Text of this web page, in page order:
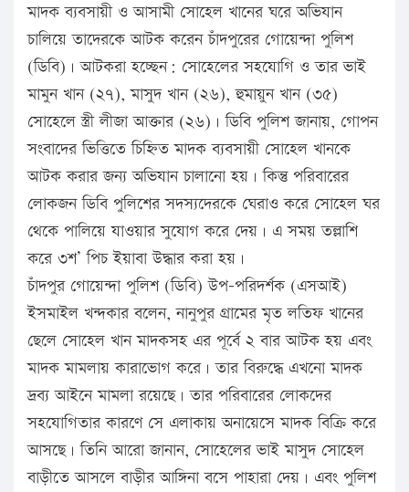
মাদক ব্যবসায়ী ও আসামী সোহেল খানের ঘরে অভিযান
চালিয়ে তাদেরকে আটক করেন চাঁদপুরের গোয়েন্দা পুলিশ
(ডিবি)। আটকরা হচ্ছেন: সোহেলের সহযোগি ও তার ভাই
মামুন খান (২৭), মাসুদ খান (২৬), হুমায়ুন খান (৩৫)
সোহেলে স্ত্রী লীজা আক্তার (২৬)। ডিবি পুলিশ জানায়, গোপন
সংবাদের ভিত্তিতে চিহ্নিত মাদক ব্যবসায়ী সোহেল খানকে
আটক করার জন্য অভিযান চালানো হয়। কিন্তু পরিবারের
লোকজন ডিবি পুলিশের সদস্যদেরকে ঘেরাও করে সোহেল ঘর
থেকে পালিয়ে যাওয়ার সুযোগ করে দেয়। এ সময় তল্লাশি
করে ৩শ’ পিচ ইয়াবা উদ্ধার করা হয়।
চাঁদপুর গোয়েন্দা পুলিশ (ডিবি) উপ-পরিদর্শক (এসআই)
ইসমাইল খন্দকার বলেন, নানুপুর গ্রামের মৃত লতিফ খানের
ছেলে সোহেল খান মাদকসহ এর পূর্বে ২ বার আটক হয় এবং
মাদক মামলায় কারাভোগ করে। তার বিরুদ্ধে এখনো মাদক
দ্রব্য আইনে মামলা রয়েছে। তার পরিবারের লোকদের
সহযোগিতার কারণে সে এলাকায় অনায়েসে মাদক বিক্রি করে
আসছে। তিনি আরো জানান, সোহেলের ভাই মাসুদ সোহেল
বাড়ীতে আসলে বাড়ীর আঙ্গিনা বসে পাহারা দেয়। এবং পুলিশ